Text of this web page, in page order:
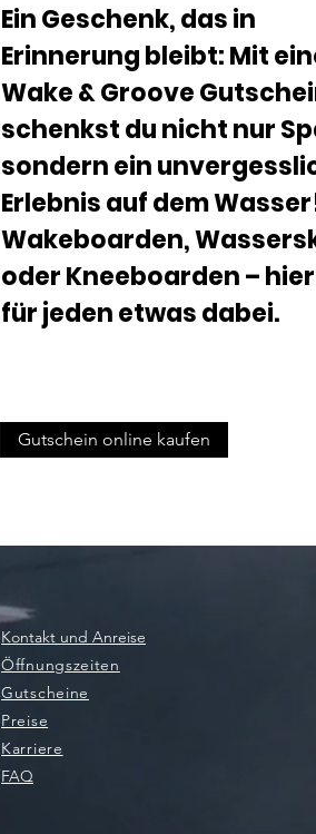
Ein Geschenk, das in
Erinnerung bleibt: Mit
Wake & Groove
schenkst du nicht nur
sondern ein
Erlebnis auf dem
Wakeboarden,
oder Kneeboarden –
für jeden etwas dabei.
Gutschein online kaufen
Kontakt und Anreise
Öffnungszeiten
Gutscheine
Preise
Karriere
FAQ